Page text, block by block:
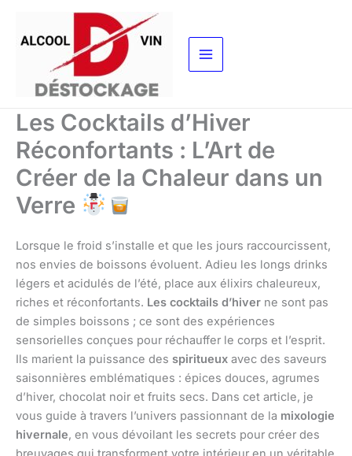
contenu
Les Cocktails d’Hiver
Réconfortants : L’Art de
Créer de la Chaleur dans un
Verre
Lorsque le froid s’installe et que les jours raccourcissent,
nos envies de boissons évoluent. Adieu les longs drinks
légers et acidulés de l’été, place aux élixirs chaleureux,
riches et réconfortants. Les cocktails d’hiver ne sont pas
de simples boissons ; ce sont des expériences
sensorielles conçues pour réchauffer le corps et l’esprit.
Ils marient la puissance des spiritueux avec des saveurs
saisonnières emblématiques : épices douces, agrumes
d’hiver, chocolat noir et fruits secs. Dans cet article, je
vous guide à travers l’univers passionnant de la mixologie
hivernale, en vous dévoilant les secrets pour créer des